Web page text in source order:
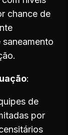
chance de
de
por